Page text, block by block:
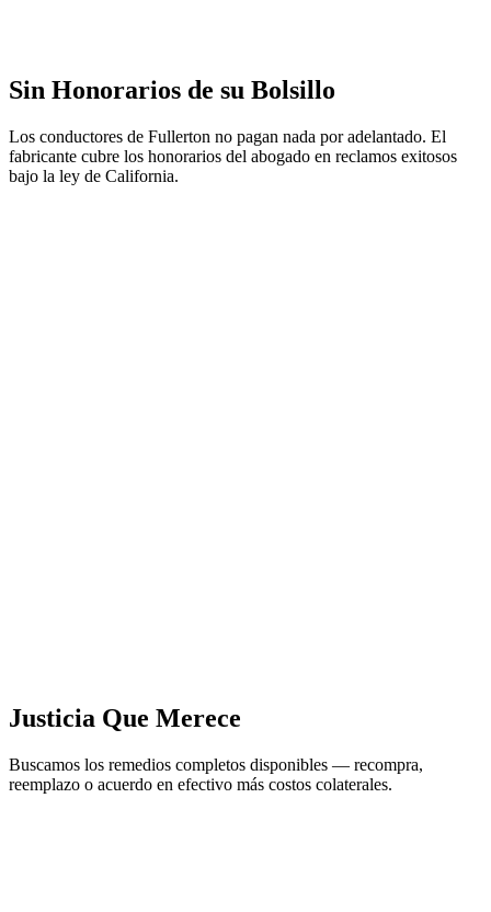
Sin Honorarios de su Bolsillo
Los conductores de Fullerton no pagan nada por adelantado. El
fabricante cubre los honorarios del abogado en reclamos exitosos
bajo la ley de California.
Justicia Que Merece
Buscamos los remedios completos disponibles — recompra,
reemplazo o acuerdo en efectivo más costos colaterales.